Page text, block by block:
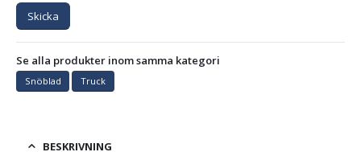
Skicka
Se alla produkter inom samma kategori
Snöblad Truck
BESKRIVNING